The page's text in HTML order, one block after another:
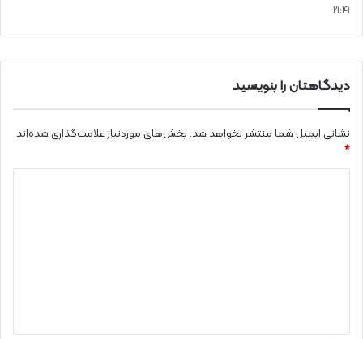
21:41
دیدگاهتان را بنویسید
نشانی ایمیل شما منتشر نخواهد شد. بخش‌های موردنیاز علامت‌گذاری شده‌اند
*